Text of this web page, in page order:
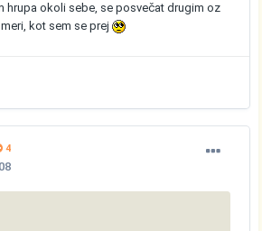
hrupa okoli sebe, se posvečat drugim oz
kot sem se prej
4